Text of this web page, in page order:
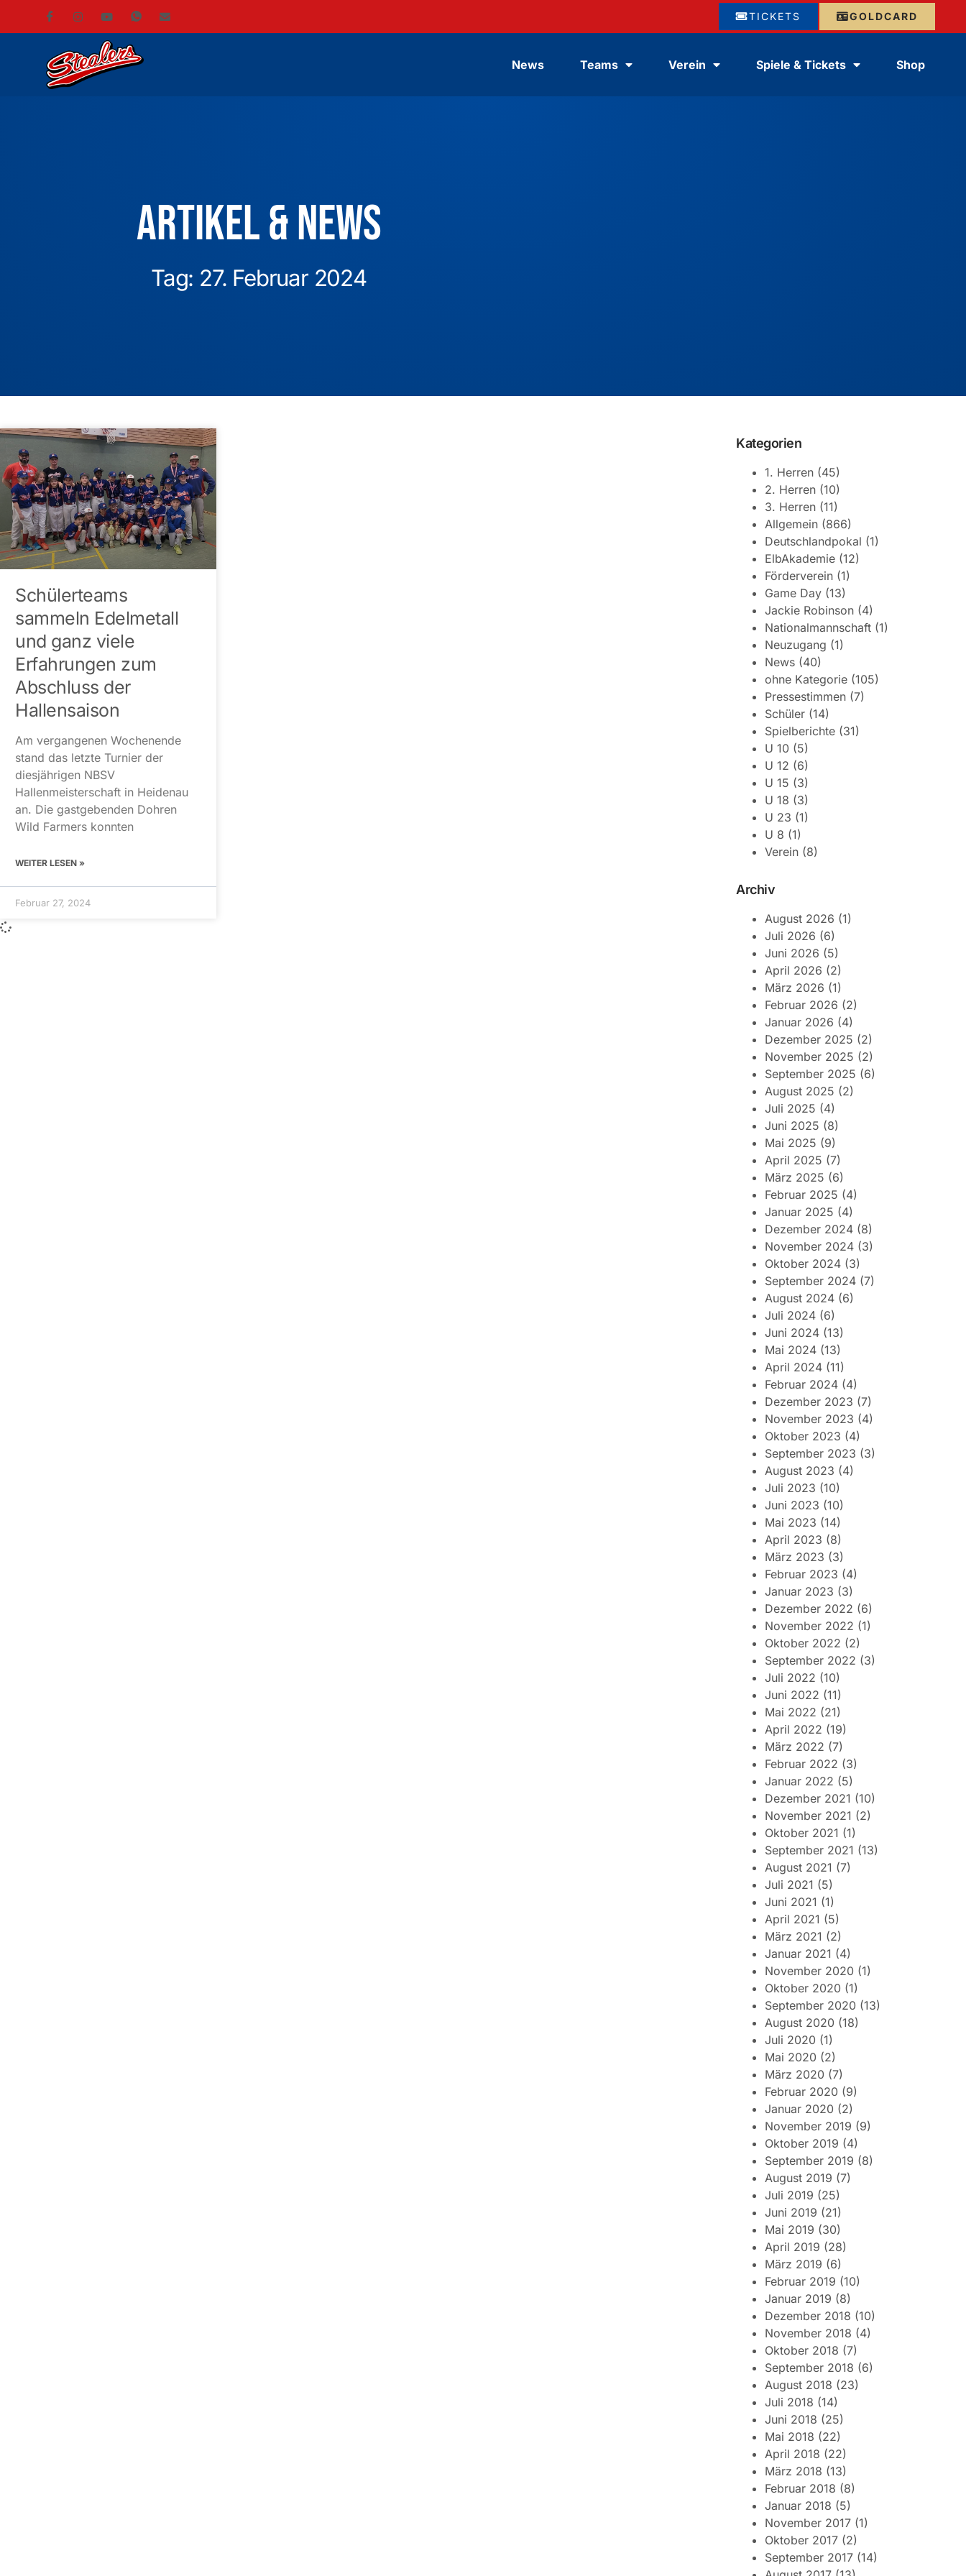
GOLDCARD
TICKETS
News Teams Verein Spiele & Tickets Shop
Artikel & News
Tag: 27. Februar 2024
Schülerteams
sammeln Edelmetall
und ganz viele
Erfahrungen zum
Abschluss der
Hallensaison
Am vergangenen Wochenende
stand das letzte Turnier der
diesjährigen NBSV
Hallenmeisterschaft in Heidenau
an. Die gastgebenden Dohren
Wild Farmers konnten
WEITER LESEN »
Februar 27, 2024
Kategorien
1. Herren (45)
2. Herren (10)
3. Herren (11)
Allgemein (866)
Deutschlandpokal (1)
ElbAkademie (12)
Förderverein (1)
Game Day (13)
Jackie Robinson (4)
Nationalmannschaft (1)
Neuzugang (1)
News (40)
ohne Kategorie (105)
Pressestimmen (7)
Schüler (14)
Spielberichte (31)
U 10 (5)
U 12 (6)
U 15 (3)
U 18 (3)
U 23 (1)
U 8 (1)
Verein (8)
Archiv
August 2026 (1)
Juli 2026 (6)
Juni 2026 (5)
April 2026 (2)
März 2026 (1)
Februar 2026 (2)
Januar 2026 (4)
Dezember 2025 (2)
November 2025 (2)
September 2025 (6)
August 2025 (2)
Juli 2025 (4)
Juni 2025 (8)
Mai 2025 (9)
April 2025 (7)
März 2025 (6)
Februar 2025 (4)
Januar 2025 (4)
Dezember 2024 (8)
November 2024 (3)
Oktober 2024 (3)
September 2024 (7)
August 2024 (6)
Juli 2024 (6)
Juni 2024 (13)
Mai 2024 (13)
April 2024 (11)
Februar 2024 (4)
Dezember 2023 (7)
November 2023 (4)
Oktober 2023 (4)
September 2023 (3)
August 2023 (4)
Juli 2023 (10)
Juni 2023 (10)
Mai 2023 (14)
April 2023 (8)
März 2023 (3)
Februar 2023 (4)
Januar 2023 (3)
Dezember 2022 (6)
November 2022 (1)
Oktober 2022 (2)
September 2022 (3)
Juli 2022 (10)
Juni 2022 (11)
Mai 2022 (21)
April 2022 (19)
März 2022 (7)
Februar 2022 (3)
Januar 2022 (5)
Dezember 2021 (10)
November 2021 (2)
Oktober 2021 (1)
September 2021 (13)
August 2021 (7)
Juli 2021 (5)
Juni 2021 (1)
April 2021 (5)
März 2021 (2)
Januar 2021 (4)
November 2020 (1)
Oktober 2020 (1)
September 2020 (13)
August 2020 (18)
Juli 2020 (1)
Mai 2020 (2)
März 2020 (7)
Februar 2020 (9)
Januar 2020 (2)
November 2019 (9)
Oktober 2019 (4)
September 2019 (8)
August 2019 (7)
Juli 2019 (25)
Juni 2019 (21)
Mai 2019 (30)
April 2019 (28)
März 2019 (6)
Februar 2019 (10)
Januar 2019 (8)
Dezember 2018 (10)
November 2018 (4)
Oktober 2018 (7)
September 2018 (6)
August 2018 (23)
Juli 2018 (14)
Juni 2018 (25)
Mai 2018 (22)
April 2018 (22)
März 2018 (13)
Februar 2018 (8)
Januar 2018 (5)
November 2017 (1)
Oktober 2017 (2)
September 2017 (14)